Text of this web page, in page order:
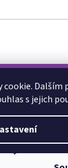
Dalším
s jejich
Shoptet
. Všechna práva